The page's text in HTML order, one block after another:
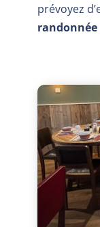
prévoyez
randonnée